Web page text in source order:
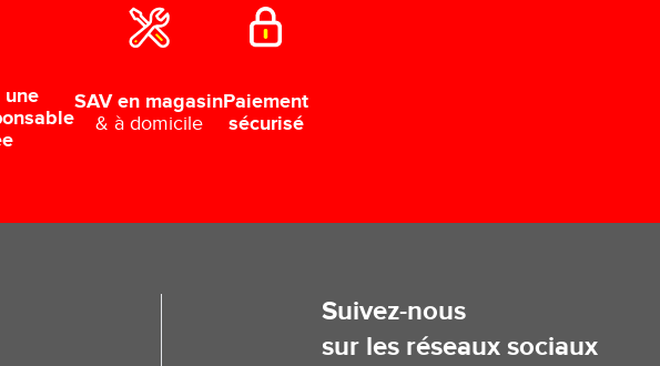
une
SAV en magasin
& à domicile
Paiement
sécurisé
Suivez-nous
sur les réseaux sociaux